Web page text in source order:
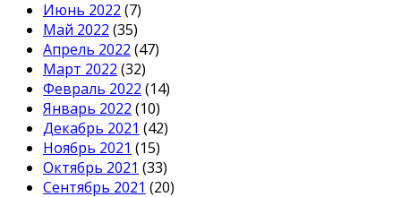
Июнь 2022 (7)
Май 2022 (35)
Апрель 2022 (47)
Март 2022 (32)
Февраль 2022 (14)
Январь 2022 (10)
Декабрь 2021 (42)
Ноябрь 2021 (15)
Октябрь 2021 (33)
Сентябрь 2021 (20)